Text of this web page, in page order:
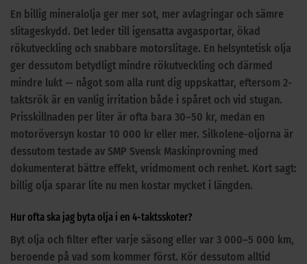
En billig mineralolja ger mer sot, mer avlagringar och sämre
slitageskydd. Det leder till igensatta avgasportar, ökad
rökutveckling och snabbare motorslitage. En helsyntetisk olja
ger dessutom betydligt mindre rökutveckling och därmed
mindre lukt — något som alla runt dig uppskattar, eftersom 2-
taktsrök är en vanlig irritation både i spåret och vid stugan.
Prisskillnaden per liter är ofta bara 30–50 kr, medan en
motoröversyn kostar 10 000 kr eller mer. Silkolene-oljorna är
dessutom testade av SMP Svensk Maskinprovning med
dokumenterat bättre effekt, vridmoment och renhet. Kort sagt:
billig olja sparar lite nu men kostar mycket i längden.
Hur ofta ska jag byta olja i en 4-taktsskoter?
Byt olja och filter efter varje säsong eller var 3 000–5 000 km,
beroende på vad som kommer först. Kör dessutom alltid